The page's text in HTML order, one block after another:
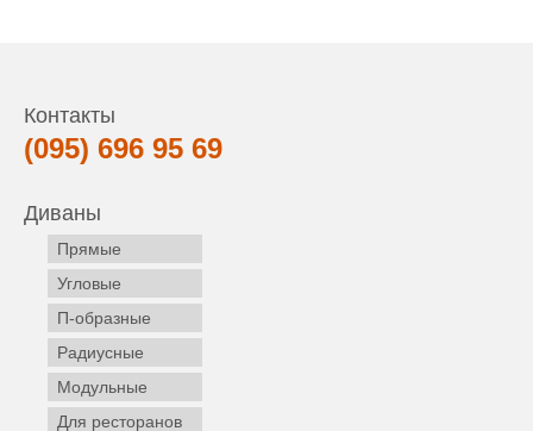
Контакты
(095) 696 95 69
Диваны
Прямые
Угловые
П-образные
Радиусные
Модульные
Для ресторанов